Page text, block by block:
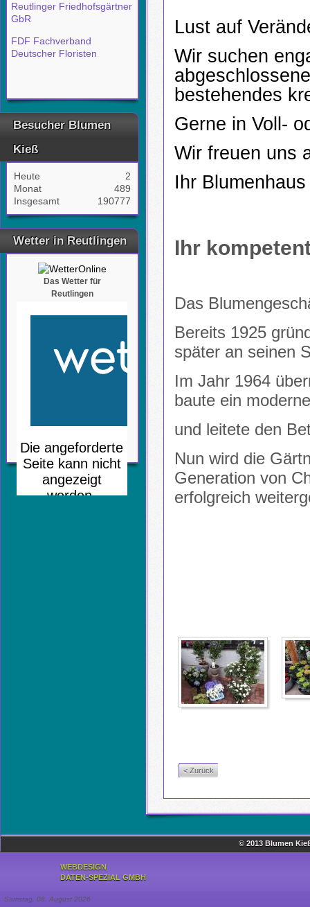
Reutlinger Friedhofsgärtner
GbR
FDF Fachverband
Deutscher Floristen
Besucher Blumen
Kieß
Heute
2
Monat
489
Insgesamt
190777
Wetter in Reutlingen
Das Wetter für
Reutlingen
Lust auf
Wir suchen
bestehendes
Gerne in Voll-
Wir freuen uns
Ihr
Ihr
Das
Bereits 1925
später an seinen
Im Jahr 1964
baute ein
und leitete den
Nun wird die
Generation von
erfolgreich
< Zurück
© 2013 Blumen
WEBDESIGN
DATEN-SPEZIAL GMBH
Samstag, 08. August 2026